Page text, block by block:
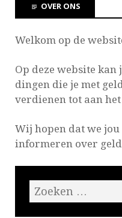
OVER ONS
Welkom op de
Op deze website kan
dingen die je met
verdienen tot aan
Wij hopen dat we jou
informeren over